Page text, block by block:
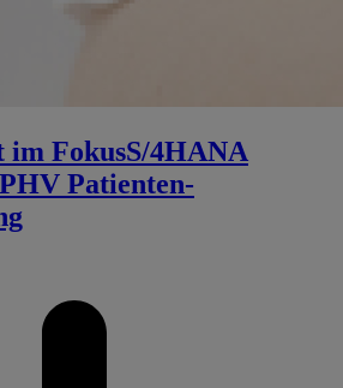
im FokusS/4HANA
Patienten-